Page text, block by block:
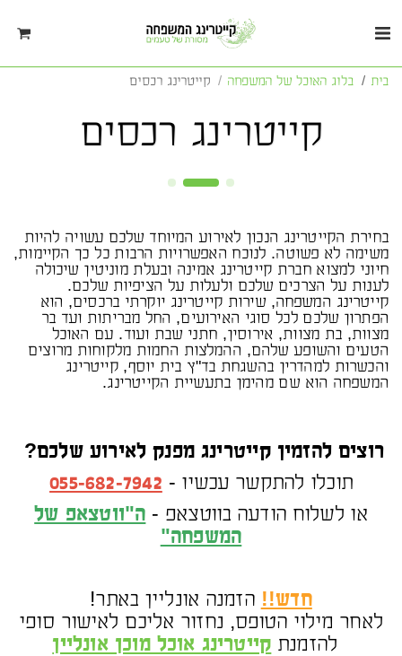
בית בלוג האוכל של המשפחה קייטרינג רכסים
קייטרינג רכסים
בחירת הקייטרינג הנכון לאירוע המיוחד שלכם עשויה להיות
משימה לא פשוטה. לנוכח האפשרויות הרבות כל כך הקיימות,
חיוני למצוא חברת קייטרינג אמינה ובעלת מוניטין שיכולה
לענות על הצרכים שלכם ולעלות על הציפיות שלכם.
קייטרינג המשפחה, שירות קייטרינג יוקרתי ברכסים, הוא
הפתרון שלכם לכל סוגי האירועים, החל מבריתות ועד בר
מצוות, בת מצוות, אירוסין, חתני שבת ועוד. עם האוכל
הטעים והשופע שלהם, ההמלצות החמות מלקוחות מרוצים
והכשרות למהדרין בהשגחת בד"ץ בית יוסף, קייטרינג
המשפחה הוא שם מהימן בתעשיית הקייטרינג.
רוצים להזמין קייטרינג מפנק לאירוע שלכם?
תוכלו להתקשר עכשיו - 055-682-7942
או לשלוח הודעה בווטצאפ - ה"ווטצאפ של
המשפחה"
חדש!! הזמנה אונליין באתר!
לאחר מילוי הטופס, נחזור אליכם לאישור סופי
להזמנת קייטרינג אוכל מוכן אונליין